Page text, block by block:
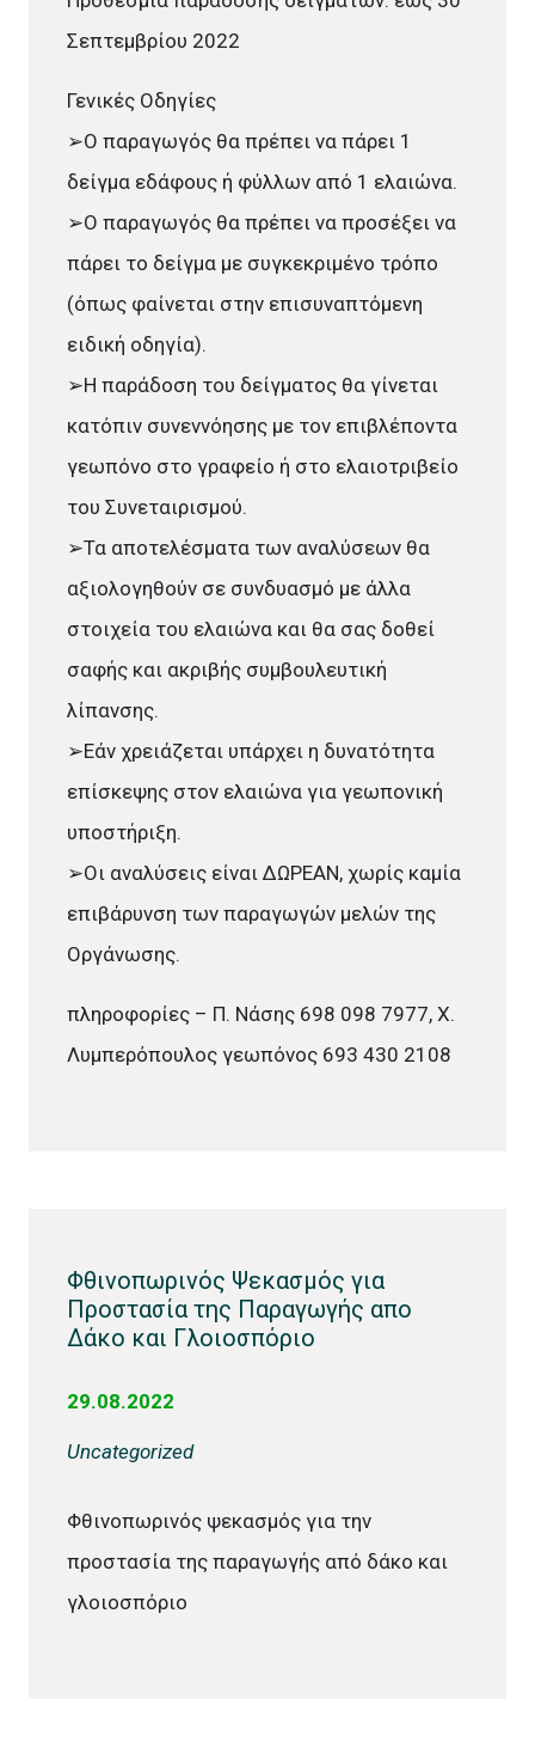
Σεπτεμβρίου 2022
Γενικές Οδηγίες
➢Ο παραγωγός θα πρέπει να πάρει 1
δείγμα εδάφους ή φύλλων από 1 ελαιώνα.
➢Ο παραγωγός θα πρέπει να προσέξει να
πάρει το δείγμα με συγκεκριμένο τρόπο
(όπως φαίνεται στην επισυναπτόμενη
ειδική οδηγία).
➢Η παράδοση του δείγματος θα γίνεται
κατόπιν συνεννόησης με τον επιβλέποντα
γεωπόνο στο γραφείο ή στο ελαιοτριβείο
του Συνεταιρισμού.
➢Τα αποτελέσματα των αναλύσεων θα
αξιολογηθούν σε συνδυασμό με άλλα
στοιχεία του ελαιώνα και θα σας δοθεί
σαφής και ακριβής συμβουλευτική
λίπανσης.
➢Εάν χρειάζεται υπάρχει η δυνατότητα
επίσκεψης στον ελαιώνα για γεωπονική
υποστήριξη.
➢Οι αναλύσεις είναι ΔΩΡΕΑΝ, χωρίς καμία
επιβάρυνση των παραγωγών μελών της
Οργάνωσης.
πληροφορίες – Π. Νάσης 698 098 7977, Χ.
Λυμπερόπουλος γεωπόνος 693 430 2108
Φθινοπωρινός Ψεκασμός για
Προστασία της Παραγωγής απο
Δάκο και Γλοιοσπόριο
29.08.2022
Uncategorized
Φθινοπωρινός ψεκασμός για την
προστασία της παραγωγής από δάκο και
γλοιοσπόριο